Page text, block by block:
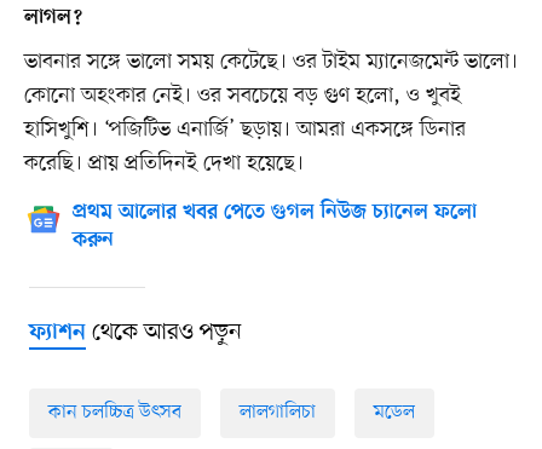
লাগল?
ভাবনার সঙ্গে ভালো সময় কেটেছে। ওর টাইম ম্যানেজমেন্ট ভালো।
কোনো অহংকার নেই। ওর সবচেয়ে বড় গুণ হলো, ও খুবই
হাসিখুশি। ‘পজিটিভ এনার্জি’ ছড়ায়। আমরা একসঙ্গে ডিনার
করেছি। প্রায় প্রতিদিনই দেখা হয়েছে।
প্রথম আলোর খবর পেতে গুগল নিউজ চ্যানেল ফলো
করুন
ফ্যাশনথেকে আরও পড়ুন
কান চলচ্চিত্র উৎসব লালগালিচা মডেল